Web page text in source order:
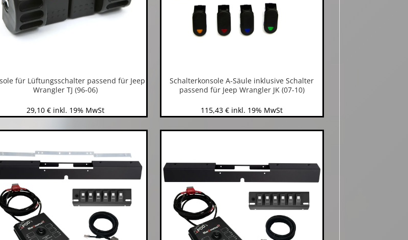
für Lüftungsschalter passend für Jeep
Wrangler TJ (96-06)
29,10€ inkl. 19% MwSt
Schalterkonsole A-Säule inklusive Schalter
passend für Jeep Wrangler JK (07-10)
115,43€ inkl. 19% MwSt